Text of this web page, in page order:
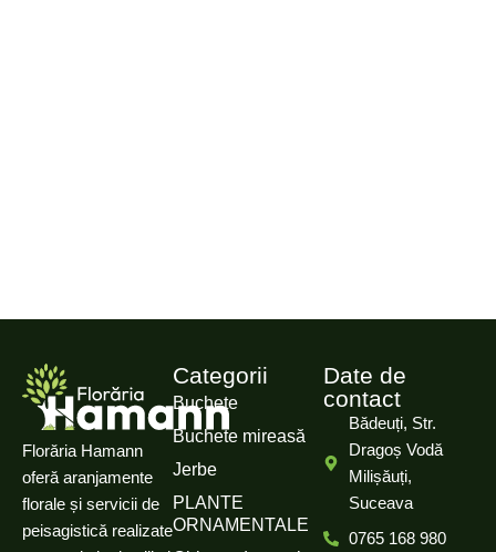
Florăria Hamann
oferă aranjamente
florale și servicii de
peisagistică realizate
Categorii
Buchete
Buchete mireasă
Jerbe
PLANTE
ORNAMENTALE
Date de
contact
Bădeuți, Str.
Dragoș Vodă
Milișăuți,
Suceava
0765 168 980